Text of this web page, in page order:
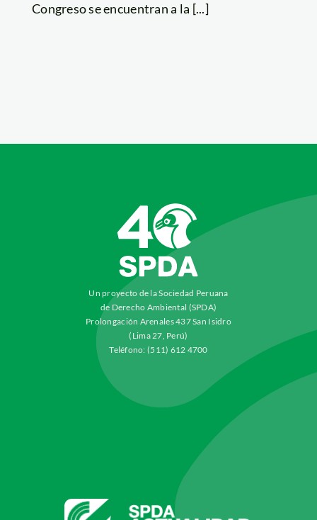
Congreso se encuentran a la [...]
Un proyecto de la Sociedad Peruana
de Derecho Ambiental (SPDA)
Prolongación Arenales 437 San Isidro
(Lima 27, Perú)
Teléfono: (511) 612 4700